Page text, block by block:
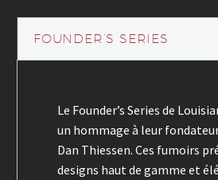
FOUNDER’S SERIES
Le Founder’s Series de
un hommage à leur
Dan Thiessen. Ces fumoirs
designs haut de gamme et